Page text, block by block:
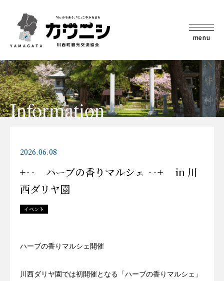
menu
Information
2026.06.08
+‥ ハーブの香りマルシェ ‥+ in 川
西ダリヤ園
イベント
ハーブの香りマルシェ開催
川西ダリヤ園では初開催となる「ハーブの香りマルシェ」